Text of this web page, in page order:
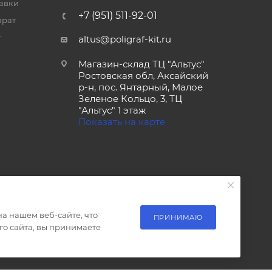
+7 (951) 511-92-01
altus@poligraf-kit.ru
Магазин-склад ТЦ "Альтус"
Ростовская обл, Аксайский
р-н, пос. Янтарный, Малое
Зеленое Кольцо, 3, ТЦ
"Альтус" 1 этаж
Показать на карте
нашем веб-сайте, что
сайта, вы принимаете
ПРИНИМАЮ